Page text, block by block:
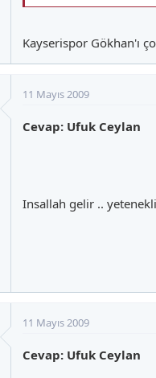
Kayserispor Gökhan'ı
11 Mayıs 2009
Cevap: Ufuk Ceylan
Insallah gelir ..
11 Mayıs 2009
Cevap: Ufuk Ceylan